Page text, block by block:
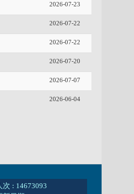
2026-07-23
2026-07-22
2026-07-22
2026-07-20
2026-07-07
2026-06-04
次 : 14673093